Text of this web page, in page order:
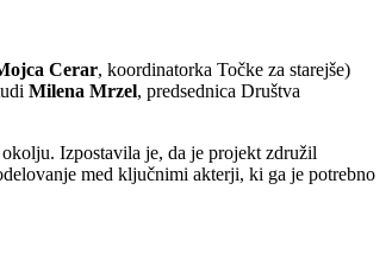
Cerar, koordinatorka Točke za starejše)
Milena Mrzel, predsednica Društva
Izpostavila je, da je projekt združil
med ključnimi akterji, ki ga je potrebno